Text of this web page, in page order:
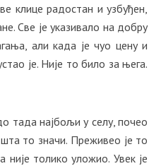
клице радостан и узбуђен,
Све је указивало на добру
али када је чуо цену и
је. Није то било за њега.
тада најбољи у селу, почео
шта то значи. Преживео је то
толико уложио. Увек је